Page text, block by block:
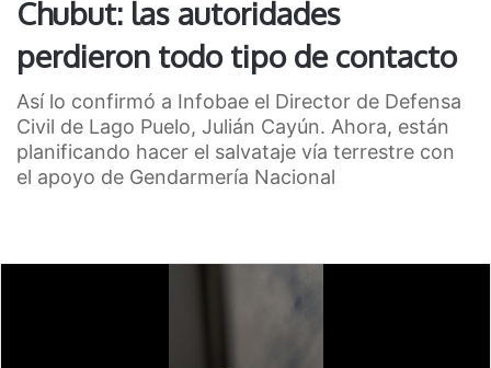
Chubut: las autoridades
perdieron todo tipo de contacto
Así lo confirmó a Infobae el Director de Defensa
Civil de Lago Puelo, Julián Cayún. Ahora, están
planificando hacer el salvataje vía terrestre con
el apoyo de Gendarmería Nacional